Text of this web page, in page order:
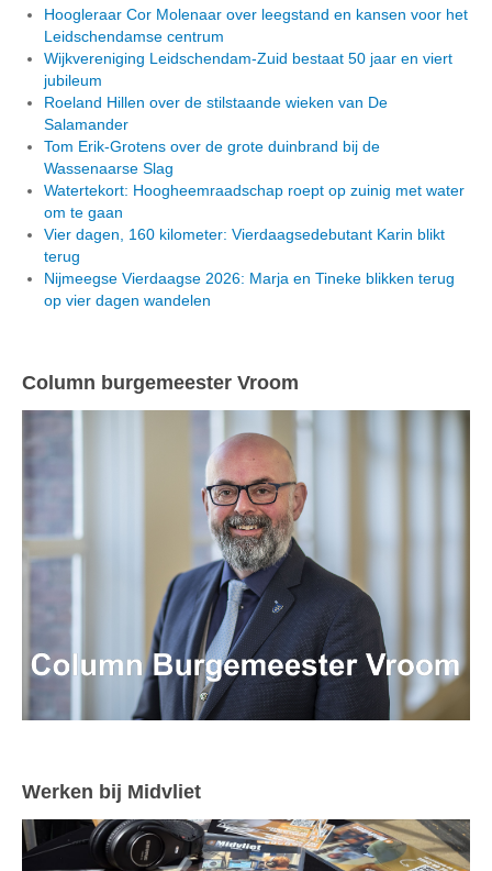
Hoogleraar Cor Molenaar over leegstand en kansen voor het
Leidschendamse centrum
Wijkvereniging Leidschendam-Zuid bestaat 50 jaar en viert
jubileum
Roeland Hillen over de stilstaande wieken van De
Salamander
Tom Erik-Grotens over de grote duinbrand bij de
Wassenaarse Slag
Watertekort: Hoogheemraadschap roept op zuinig met water
om te gaan
Vier dagen, 160 kilometer: Vierdaagsedebutant Karin blikt
terug
Nijmeegse Vierdaagse 2026: Marja en Tineke blikken terug
op vier dagen wandelen
Column burgemeester Vroom
Werken bij Midvliet